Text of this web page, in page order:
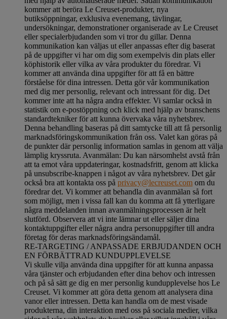
kommer att beröra Le Creuset-produkter, nya
butiksöppningar, exklusiva evenemang, tävlingar,
undersökningar, demonstrationer organiserade av Le Creuset
eller specialerbjudanden som vi tror du gillar. Denna
kommunikation kan väljas ut eller anpassas efter dig baserat
på de uppgifter vi har om dig som exempelvis din plats eller
köphistorik eller vilka av våra produkter du föredrar. Vi
kommer att använda dina uppgifter för att få en bättre
förståelse för dina intressen. Detta gör vår kommunikation
med dig mer personlig, relevant och intressant för dig. Det
kommer inte att ha några andra effekter. Vi samlar också in
statistik om e-postöppning och klick med hjälp av branschens
standardtekniker för att kunna övervaka våra nyhetsbrev.
Denna behandling baseras på ditt samtycke till att få personlig
marknadsföringskommunikation från oss. Valet kan göras på
de punkter där personlig information samlas in genom att välja
lämplig kryssruta. Avanmälan: Du kan närsomhelst avstå från
att ta emot våra uppdateringar, kostnadsfritt, genom att klicka
på unsubscribe-knappen i något av våra nyhetsbrev. Det går
också bra att kontakta oss på privacy@lecreuset.com om du
föredrar det. Vi kommer att behandla din avanmälan så fort
som möjligt, men i vissa fall kan du komma att få ytterligare
några meddelanden innan avanmälningsprocessen är helt
slutförd. Observera att vi inte lämnar ut eller säljer dina
kontaktuppgifter eller några andra personuppgifter till andra
företag för deras marknadsföringsändamål.
RE-TARGETING / ANPASSADE ERBJUDANDEN OCH
EN FÖRBÄTTRAD KUNDUPPLEVELSE
Vi skulle vilja använda dina uppgifter för att kunna anpassa
våra tjänster och erbjudanden efter dina behov och intressen
och på så sätt ge dig en mer personlig kundupplevelse hos Le
Creuset. Vi kommer att göra detta genom att analysera dina
vanor eller intressen. Detta kan handla om de mest visade
produkterna, din interaktion med oss på sociala medier, vilka